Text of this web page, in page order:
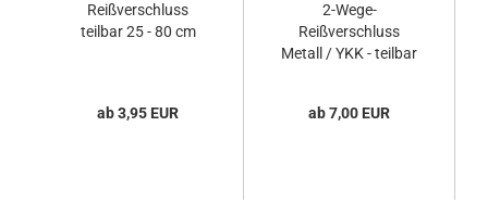
Reißverschluss
teilbar 25 - 80 cm
ab 3,95 EUR
2-Wege-
Reißverschluss
Metall / YKK - teilbar
ab 7,00 EUR